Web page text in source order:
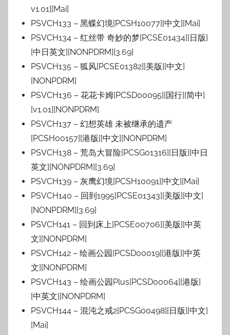
v1.01][Mai]
PSVCH133 – 黑蝶幻境[PCSH10077][中文][Mai]
PSVCH134 – 红丝带 奇妙的梦[PCSE01434][日版]
[中日英文][NONPDRM][3.69]
PSVCH135 – 狐风[PCSE01382][美版][中文]
[NONPDRM]
PSVCH136 – 花花卡姆[PCSD00095][国行][简中]
[v1.01][NONPDRM]
PSVCH137 – 幻想英雄 未被继承的遗产
[PCSH00157][港版][中文][NONPDRM]
PSVCH138 – 荒岛大冒险[PCSG01316][日版][中日
英文][NONPDRM][3.69]
PSVCH139 – 灰鹰幻境[PCSH10091][中文][Mai]
PSVCH140 – 回到1995[PCSE01343][美版][中文]
[NONPDRM][3.69]
PSVCH141 – 回到床上[PCSE00706][美版][中英
文][NONPDRM]
PSVCH142 – 绘画公园[PCSD00019][港版][中英
文][NONPDRM]
PSVCH143 – 绘画公园Plus[PCSD00064][港版]
[中英文][NONPDRM]
PSVCH144 – 混沌之戒2[PCSG00498][日版][中文]
[Mai]